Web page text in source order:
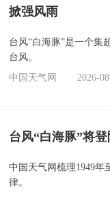
掀强风雨
台风“白海豚”是一个集
台风。
中国天气网
2026-
台风“白海豚”将
中国天气网梳理1949年
律。